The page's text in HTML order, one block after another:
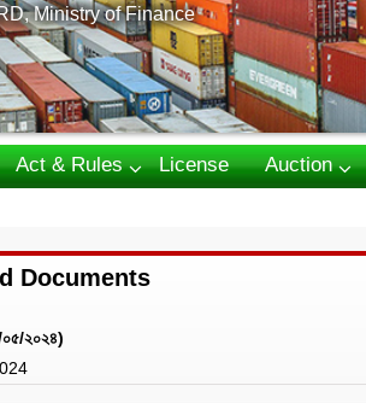
Ministry of Finance
Act & Rules License Auction
Documents
০৫/২০২৪)